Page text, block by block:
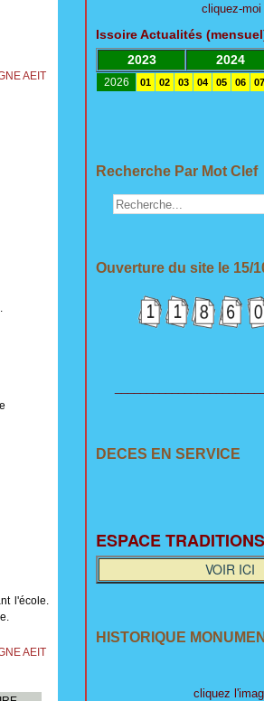
l'école.
cliquez-moi
Issoire Actualités (mensuel
2023
2024
2026 01 02 03 04 05 06 07
Recherche Par Mot Clef
Ouverture du site le 15/
DECES EN SERVICE
ESPACE TRADITIONS
VOIR ICI
HISTORIQUE
cliquez